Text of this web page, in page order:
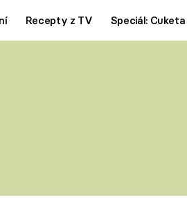
Recepty z TV Speciál: Cuketa